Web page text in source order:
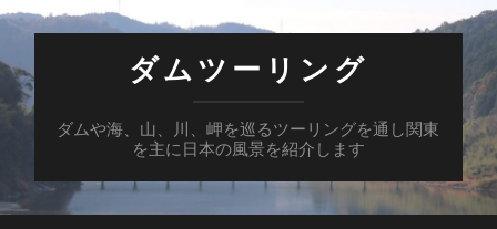
ダムツーリング
ダムや海、山、川、岬を巡るツーリングを通し関東
を主に日本の風景を紹介します